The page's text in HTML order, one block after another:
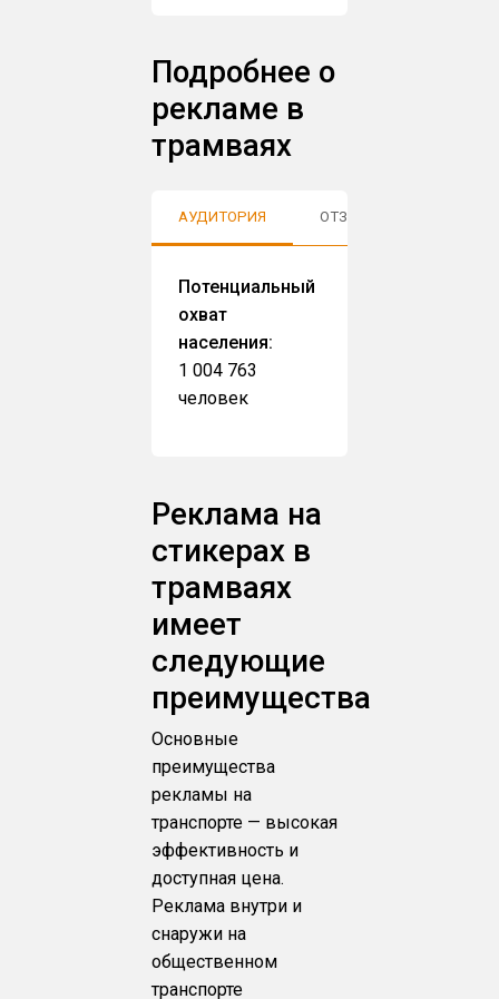
Подробнее о
рекламе в
трамваях
АУДИТОРИЯ ОТЗЫВЫ
Потенциальный
охват
населения:
1 004 763
человек
Реклама на
стикерах в
трамваях
имеет
следующие
преимущества
Основные
преимущества
рекламы на
транспорте — высокая
эффективность и
доступная цена.
Реклама внутри и
снаружи на
общественном
транспорте